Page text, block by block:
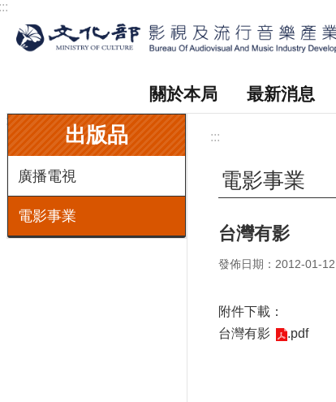
關於本局 最新消息
:::
出版品
廣播電視
電影事業
:::
電影事業
台灣有影
發佈日期：2012-01-12
附件下載：
台灣有影
.pdf